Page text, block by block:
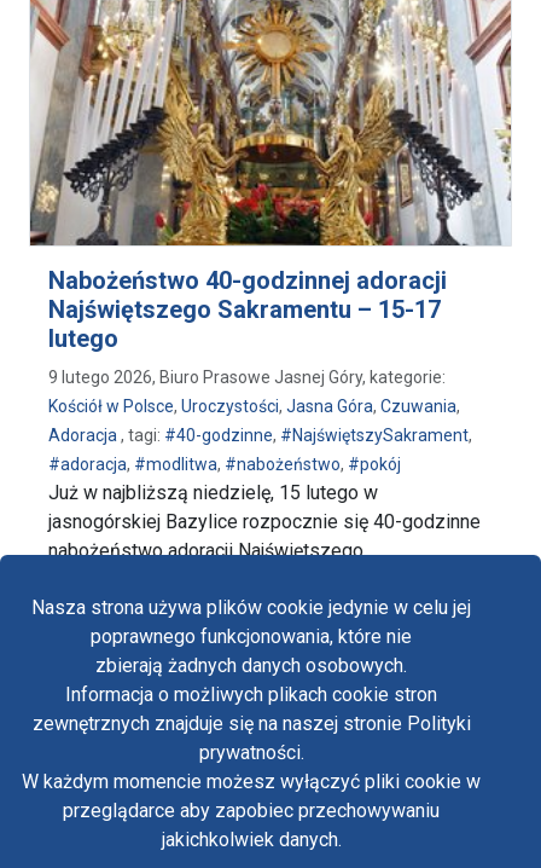
Nasza strona używa plików cookie jedynie w celu jej
poprawnego funkcjonowania, które nie
zbierają żadnych danych osobowych.
Informacja o możliwych plikach cookie stron
zewnętrznych znajduje się na naszej stronie Polityki
prywatności.
W każdym momencie możesz wyłączyć pliki cookie w
przeglądarce aby zapobiec przechowywaniu
jakichkolwiek danych.
Nabożeństwo 40-godzinnej adoracji
Najświętszego Sakramentu – 15-17
lutego
9 lutego 2026, Biuro Prasowe Jasnej Góry, kategorie:
Kościół w Polsce, Uroczystości, Jasna Góra, Czuwania,
Adoracja , tagi: #40-godzinne, #NajświętszySakrament,
#adoracja, #modlitwa, #nabożeństwo, #pokój
Już w najbliższą niedzielę, 15 lutego w
jasnogórskiej Bazylice rozpocznie się 40-godzinne
nabożeństwo adoracji Najświętszego …
czytaj dalej… wpis Nabożeństwo 40-godzinnej adoracji
Polityka prywatności
Oświadczenie o dostępności
Standardy ochrony małoletnich w klasztorze OO.
Paulinów na Jasnej Górze